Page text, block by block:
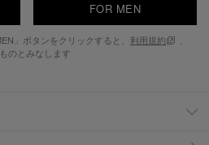
FOR MEN
」ボタンをクリックすると、 利用規約
のとみなします